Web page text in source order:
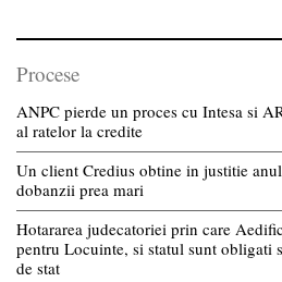
Procese
ANPC pierde un proces cu Intesa si
al ratelor la credite
Un client Credius obtine in justitie
dobanzii prea mari
Hotararea judecatoriei prin care
pentru Locuinte, si statul sunt obligati
de stat